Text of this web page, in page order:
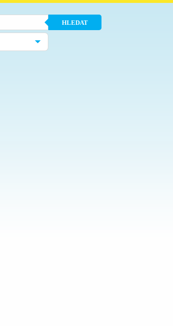
HLEDAT